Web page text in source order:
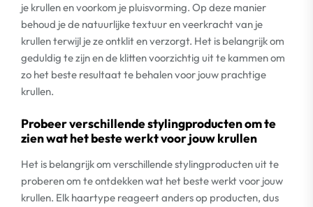
je krullen en voorkom je pluisvorming. Op deze manier
behoud je de natuurlijke textuur en veerkracht van je
krullen terwijl je ze ontklit en verzorgt. Het is belangrijk om
geduldig te zijn en de klitten voorzichtig uit te kammen om
zo het beste resultaat te behalen voor jouw prachtige
krullen.
Probeer verschillende stylingproducten om te
zien wat het beste werkt voor jouw krullen
Het is belangrijk om verschillende stylingproducten uit te
proberen om te ontdekken wat het beste werkt voor jouw
krullen. Elk haartype reageert anders op producten, dus